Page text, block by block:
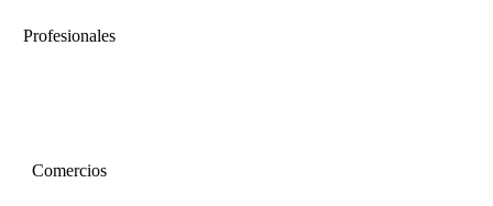
Profesionales
Comercios